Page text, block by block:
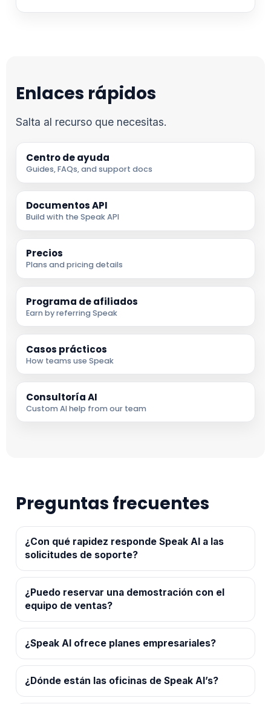
Enlaces rápidos
Salta al recurso que necesitas.
Centro de ayuda
Guides, FAQs, and support docs
Documentos API
Build with the Speak API
Precios
Plans and pricing details
Programa de afiliados
Earn by referring Speak
Casos prácticos
How teams use Speak
Consultoría AI
Custom AI help from our team
Preguntas frecuentes
¿Con qué rapidez responde Speak AI a las
solicitudes de soporte?
¿Puedo reservar una demostración con el
equipo de ventas?
¿Speak AI ofrece planes empresariales?
¿Dónde están las oficinas de Speak AI’s?